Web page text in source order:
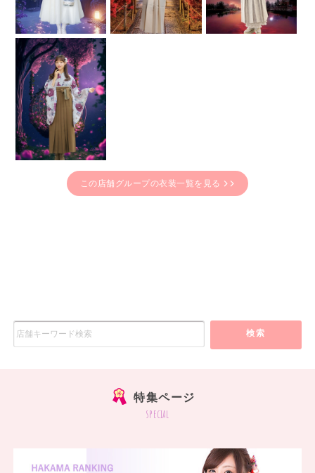
この店舗グループの衣装一覧を見る
検索
特集ページ
special